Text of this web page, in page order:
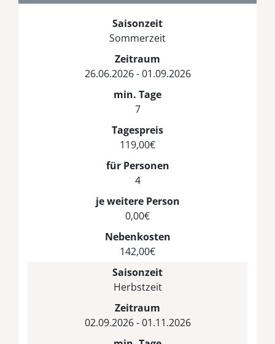
Saisonzeit
Sommerzeit
Zeitraum
26.06.2026 - 01.09.2026
min. Tage
7
Tagespreis
119,00€
für Personen
4
je weitere Person
0,00€
Nebenkosten
142,00€
Saisonzeit
Herbstzeit
Zeitraum
02.09.2026 - 01.11.2026